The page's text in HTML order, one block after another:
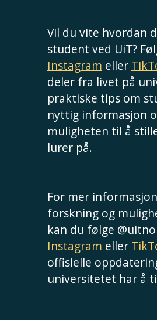
Vil du vite hvordan
student ved UiT?
Instagram eller
deler fra livet på
praktiske tips om
nyttig informasjon
muligheten til å
lurer på.
For mer
forskning og
kan du følge
Instagram eller
offisielle
universitetet har å